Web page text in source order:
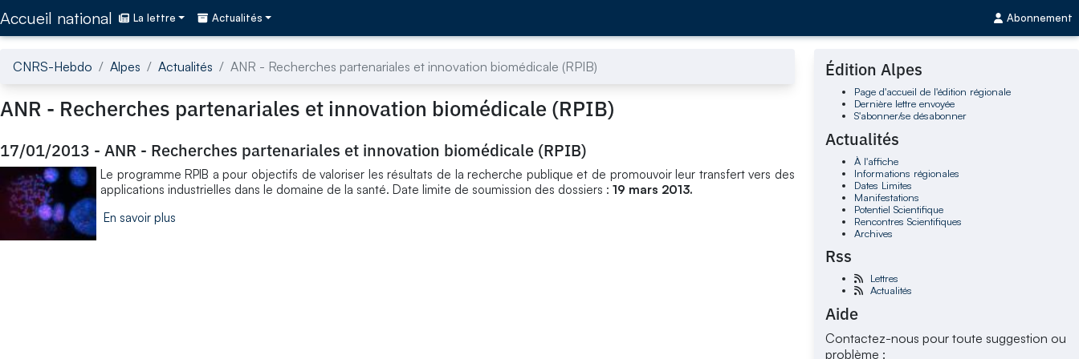
Accueil national La lettre Actualités Abonnement
CNRS-Hebdo Alpes Actualités ANR - Recherches partenariales et innovation biomédicale (RPIB)
ANR - Recherches partenariales et innovation biomédicale (RPIB)
17/01/2013 - ANR - Recherches partenariales et innovation biomédicale (RPIB)
Le programme RPIB a pour objectifs de valoriser les résultats de la recherche publique et de promouvoir leur transfert vers des
applications industrielles dans le domaine de la santé. Date limite de soumission des dossiers : 19 mars 2013.
En savoir plus
Édition Alpes
Page d'accueil de l'édition régionale
Dernière lettre envoyée
S'abonner/se désabonner
Actualités
À l'affiche
Informations régionales
Dates Limites
Manifestations
Potentiel Scientifique
Rencontres Scientifiques
Archives
Rss
Lettres
Actualités
Aide
Contactez-nous pour toute suggestion ou
problème :